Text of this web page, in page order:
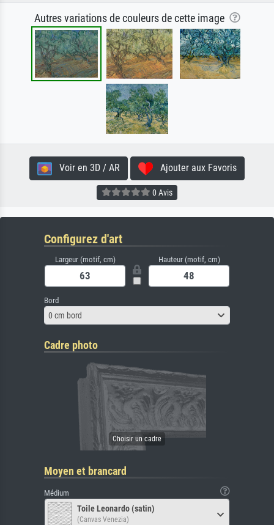
Autres variations de couleurs de cette image
Voir en 3D / AR Ajouter aux Favoris
0 Avis
Configurez d'art
Largeur (motif, cm) Hauteur (motif, cm)
Bord
0 cm bord
Cadre photo
Moyen et brancard
Médium
Toile Leonardo (satin)
(Canvas Venezia)